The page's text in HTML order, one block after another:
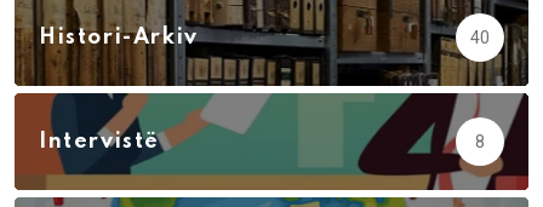
Histori-Arkiv 40
Intervistë 8